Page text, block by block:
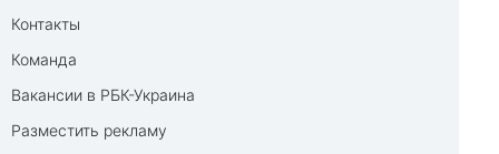
Контакты
Команда
Вакансии в РБК-Украина
Разместить рекламу